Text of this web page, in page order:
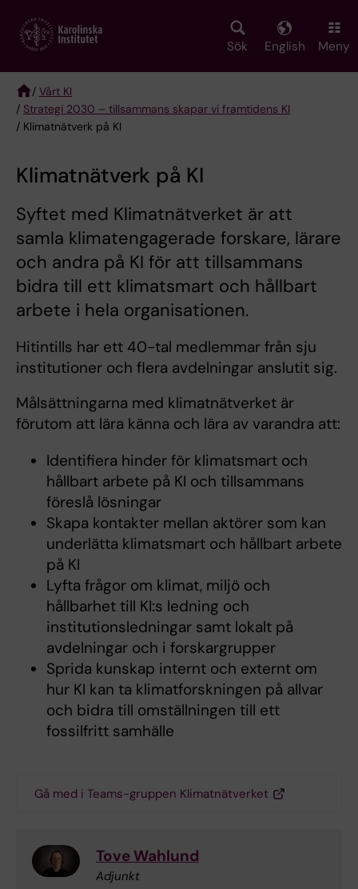
main
Sök English Meny
Breadcrumb
/ Vårt KI
/ Strategi 2030 – tillsammans skapar vi framtidens KI
/ Klimatnätverk på KI
Klimatnätverk på KI
Syftet med Klimatnätverket är att
samla klimatengagerade forskare, lärare
och andra på KI för att tillsammans
bidra till ett klimatsmart och hållbart
arbete i hela organisationen.
Hitintills har ett 40-tal medlemmar från sju
institutioner och flera avdelningar anslutit sig.
Målsättningarna med klimatnätverket är
förutom att lära känna och lära av varandra att:
Identifiera hinder för klimatsmart och
hållbart arbete på KI och tillsammans
föreslå lösningar
Skapa kontakter mellan aktörer som kan
underlätta klimatsmart och hållbart arbete
på KI
Lyfta frågor om klimat, miljö och
hållbarhet till KI:s ledning och
institutionsledningar samt lokalt på
avdelningar och i forskargrupper
Sprida kunskap internt och externt om
hur KI kan ta klimatforskningen på allvar
och bidra till omställningen till ett
fossilfritt samhälle
Gå med i Teams-gruppen Klimatnätverket
Tove Wahlund
Adjunkt